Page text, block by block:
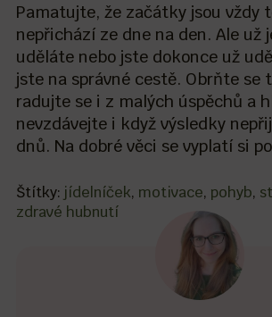
Pamatujte, že začátky jsou vždy
nepřichází ze dne na den. Ale už
uděláte nebo jste dokonce už
jste na správné cestě. Obrňte se
radujte se i z malých úspěchů a
nevzdávejte i když výsledky
dnů. Na dobré věci se vyplatí si
Štítky: jídelníček, motivace, pohyb,
zdravé hubnutí